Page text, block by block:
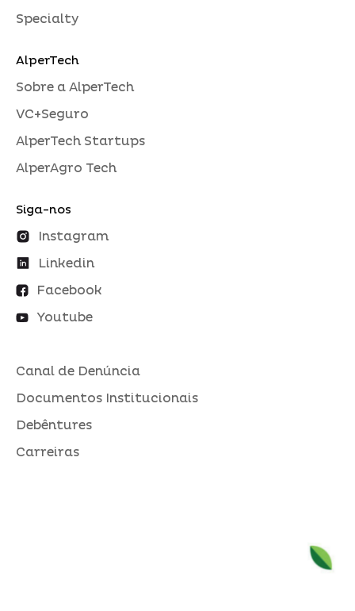
Specialty
AlperTech
Sobre a AlperTech
VC+Seguro
AlperTech Startups
AlperAgro Tech
Siga-nos
Instagram
Linkedin
Facebook
Youtube
Canal de Denúncia
Documentos Institucionais
Debêntures
Carreiras